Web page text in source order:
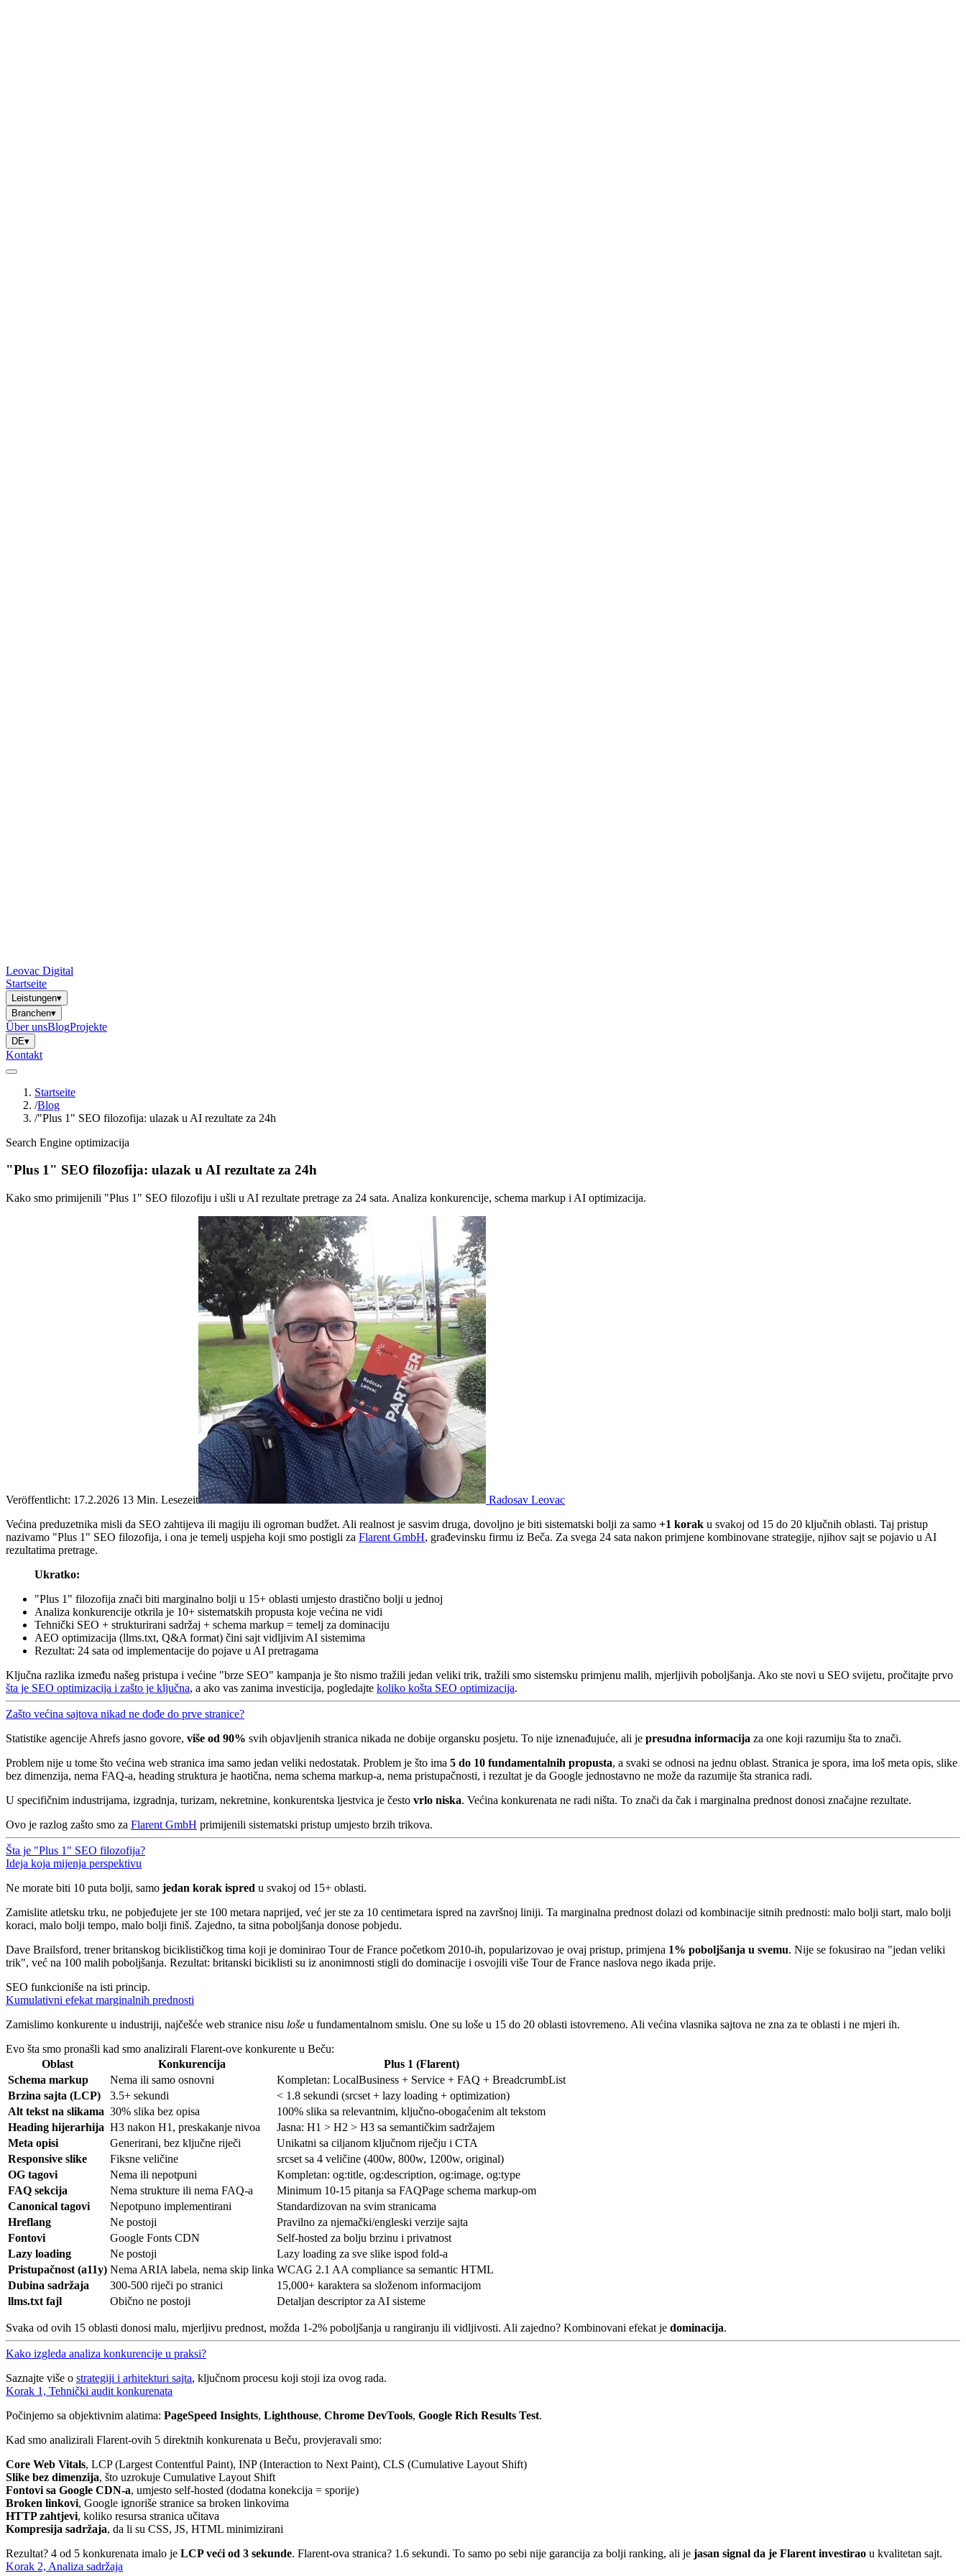
Leovac Digital
Startseite
Leistungen▾
Branchen▾
Über unsBlogProjekte
DE▾
Kontakt
Startseite
/Blog
/"Plus 1" SEO filozofija: ulazak u AI rezultate za 24h
Search Engine optimizacija
"Plus 1" SEO filozofija: ulazak u AI rezultate za 24h
Kako smo primijenili "Plus 1" SEO filozofiju i ušli u AI rezultate pretrage za 24 sata. Analiza konkurencije, schema markup i AI optimizacija.
Veröffentlicht: 17.2.2026 13 Min. Lesezeit
Radosav Leovac
Većina preduzetnika misli da SEO zahtijeva ili magiju ili ogroman budžet. Ali realnost je sasvim druga, dovoljno je biti sistematski bolji za samo +1 korak u svakoj od 15 do 20 ključnih oblasti. Taj pristup
nazivamo "Plus 1" SEO filozofija, i ona je temelj uspjeha koji smo postigli za Flarent GmbH, građevinsku firmu iz Beča. Za svega 24 sata nakon primjene kombinovane strategije, njihov sajt se pojavio u AI
rezultatima pretrage.
Ukratko:
"Plus 1" filozofija znači biti marginalno bolji u 15+ oblasti umjesto drastično bolji u jednoj
Analiza konkurencije otkrila je 10+ sistematskih propusta koje većina ne vidi
Tehnički SEO + strukturirani sadržaj + schema markup = temelj za dominaciju
AEO optimizacija (llms.txt, Q&A format) čini sajt vidljivim AI sistemima
Rezultat: 24 sata od implementacije do pojave u AI pretragama
Ključna razlika između našeg pristupa i većine "brze SEO" kampanja je što nismo tražili jedan veliki trik, tražili smo sistemsku primjenu malih, mjerljivih poboljšanja. Ako ste novi u SEO svijetu, pročitajte prvo
šta je SEO optimizacija i zašto je ključna, a ako vas zanima investicija, pogledajte koliko košta SEO optimizacija.
Zašto većina sajtova nikad ne dođe do prve stranice?
Statistike agencije Ahrefs jasno govore, više od 90% svih objavljenih stranica nikada ne dobije organsku posjetu. To nije iznenađujuće, ali je presudna informacija za one koji razumiju šta to znači.
Problem nije u tome što većina web stranica ima samo jedan veliki nedostatak. Problem je što ima 5 do 10 fundamentalnih propusta, a svaki se odnosi na jednu oblast. Stranica je spora, ima loš meta opis, slike
bez dimenzija, nema FAQ-a, heading struktura je haotična, nema schema markup-a, nema pristupačnosti, i rezultat je da Google jednostavno ne može da razumije šta stranica radi.
U specifičnim industrijama, izgradnja, turizam, nekretnine, konkurentska ljestvica je često vrlo niska. Većina konkurenata ne radi ništa. To znači da čak i marginalna prednost donosi značajne rezultate.
Ovo je razlog zašto smo za Flarent GmbH primijenili sistematski pristup umjesto brzih trikova.
Šta je "Plus 1" SEO filozofija?
Ideja koja mijenja perspektivu
Ne morate biti 10 puta bolji, samo jedan korak ispred u svakoj od 15+ oblasti.
Zamislite atletsku trku, ne pobjeđujete jer ste 100 metara naprijed, već jer ste za 10 centimetara ispred na završnoj liniji. Ta marginalna prednost dolazi od kombinacije sitnih prednosti: malo bolji start, malo bolji
koraci, malo bolji tempo, malo bolji finiš. Zajedno, ta sitna poboljšanja donose pobjedu.
Dave Brailsford, trener britanskog biciklističkog tima koji je dominirao Tour de France početkom 2010-ih, popularizovao je ovaj pristup, primjena 1% poboljšanja u svemu. Nije se fokusirao na "jedan veliki
trik", već na 100 malih poboljšanja. Rezultat: britanski biciklisti su iz anonimnosti stigli do dominacije i osvojili više Tour de France naslova nego ikada prije.
SEO funkcioniše na isti princip.
Kumulativni efekat marginalnih prednosti
Zamislimo konkurente u industriji, najčešće web stranice nisu loše u fundamentalnom smislu. One su loše u 15 do 20 oblasti istovremeno. Ali većina vlasnika sajtova ne zna za te oblasti i ne mjeri ih.
Evo šta smo pronašli kad smo analizirali Flarent-ove konkurente u Beču:
Oblast
Konkurencija
Plus 1 (Flarent)
Schema markup
Nema ili samo osnovni
Kompletan: LocalBusiness + Service + FAQ + BreadcrumbList
Brzina sajta (LCP)
3.5+ sekundi
< 1.8 sekundi (srcset + lazy loading + optimization)
Alt tekst na slikama 30% slika bez opisa
100% slika sa relevantnim, ključno-obogaćenim alt tekstom
Heading hijerarhija H3 nakon H1, preskakanje nivoa
Jasna: H1 > H2 > H3 sa semantičkim sadržajem
Meta opisi
Generirani, bez ključne riječi
Unikatni sa ciljanom ključnom riječju i CTA
Responsive slike
Fiksne veličine
srcset sa 4 veličine (400w, 800w, 1200w, original)
OG tagovi
Nema ili nepotpuni
Kompletan: og:title, og:description, og:image, og:type
FAQ sekcija
Nema strukture ili nema FAQ-a
Minimum 10-15 pitanja sa FAQPage schema markup-om
Canonical tagovi
Nepotpuno implementirani
Standardizovan na svim stranicama
Hreflang
Ne postoji
Pravilno za njemački/engleski verzije sajta
Fontovi
Google Fonts CDN
Self-hosted za bolju brzinu i privatnost
Lazy loading
Ne postoji
Lazy loading za sve slike ispod fold-a
Pristupačnost (a11y) Nema ARIA labela, nema skip linka WCAG 2.1 AA compliance sa semantic HTML
Dubina sadržaja
300-500 riječi po stranici
15,000+ karaktera sa složenom informacijom
llms.txt fajl
Obično ne postoji Detaljan descriptor za AI sisteme
Svaka od ovih 15 oblasti donosi malu, mjerljivu prednost, možda 1-2% poboljšanja u rangiranju ili vidljivosti. Ali zajedno? Kombinovani efekat je dominacija.
Kako izgleda analiza konkurencije u praksi?
Saznajte više o strategiji i arhitekturi sajta, ključnom procesu koji stoji iza ovog rada.
Korak 1, Tehnički audit konkurenata
Počinjemo sa objektivnim alatima: PageSpeed Insights, Lighthouse, Chrome DevTools, Google Rich Results Test.
Kad smo analizirali Flarent-ovih 5 direktnih konkurenata u Beču, provjeravali smo:
Core Web Vitals, LCP (Largest Contentful Paint), INP (Interaction to Next Paint), CLS (Cumulative Layout Shift)
Slike bez dimenzija, što uzrokuje Cumulative Layout Shift
Fontovi sa Google CDN-a, umjesto self-hosted (dodatna konekcija = sporije)
Broken linkovi, Google ignoriše stranice sa broken linkovima
HTTP zahtjevi, koliko resursa stranica učitava
Kompresija sadržaja, da li su CSS, JS, HTML minimizirani
Rezultat? 4 od 5 konkurenata imalo je LCP veći od 3 sekunde. Flarent-ova stranica? 1.6 sekundi. To samo po sebi nije garancija za bolji ranking, ali je jasan signal da je Flarent investirao u kvalitetan sajt.
Korak 2, Analiza sadržaja